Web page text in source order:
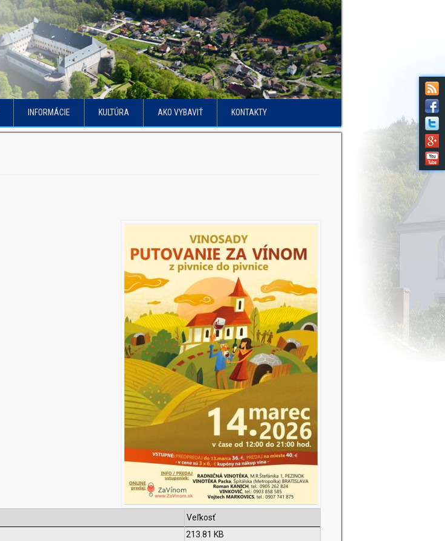
INFORMÁCIE KULTÚRA AKO VYBAVIŤ KONTAKTY
Veľkosť
213.81 KB